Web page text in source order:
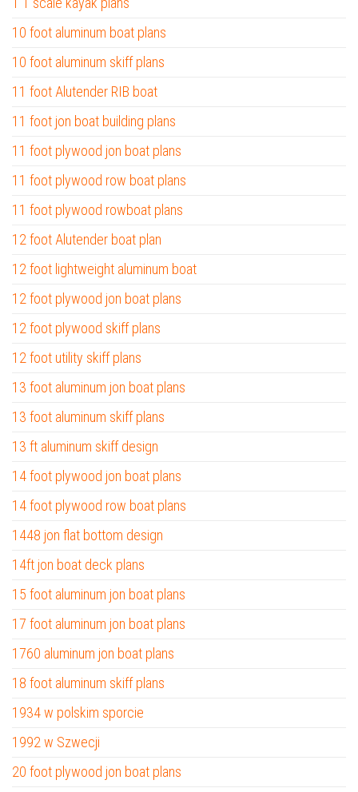
10 foot aluminum boat plans
10 foot aluminum skiff plans
11 foot Alutender RIB boat
11 foot jon boat building plans
11 foot plywood jon boat plans
11 foot plywood row boat plans
11 foot plywood rowboat plans
12 foot Alutender boat plan
12 foot lightweight aluminum boat
12 foot plywood jon boat plans
12 foot plywood skiff plans
12 foot utility skiff plans
13 foot aluminum jon boat plans
13 foot aluminum skiff plans
13 ft aluminum skiff design
14 foot plywood jon boat plans
14 foot plywood row boat plans
1448 jon flat bottom design
14ft jon boat deck plans
15 foot aluminum jon boat plans
17 foot aluminum jon boat plans
1760 aluminum jon boat plans
18 foot aluminum skiff plans
1934 w polskim sporcie
1992 w Szwecji
20 foot plywood jon boat plans